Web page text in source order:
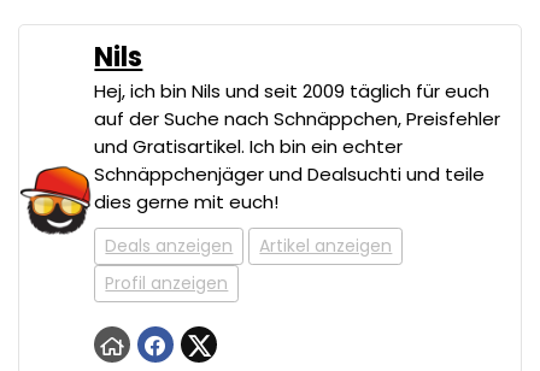
Nils
Hej, ich bin Nils und seit 2009 täglich für euch
auf der Suche nach Schnäppchen, Preisfehler
und Gratisartikel. Ich bin ein echter
Schnäppchenjäger und Dealsuchti und teile
dies gerne mit euch!
Deals anzeigen
Artikel anzeigen
Profil anzeigen